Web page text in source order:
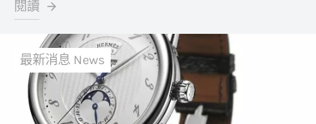
閱讀
最新消息 News